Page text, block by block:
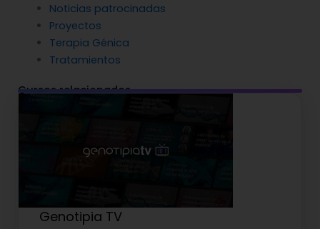
Noticias patrocinadas
Proyectos
Terapia Génica
Tratamientos
Cursos relacionados
Genotipia TV